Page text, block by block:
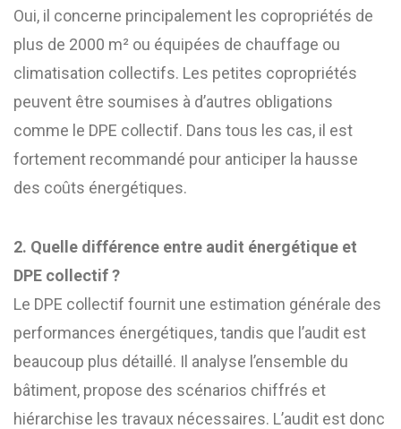
Oui, il concerne principalement les copropriétés de
plus de 2000 m² ou équipées de chauffage ou
climatisation collectifs. Les petites copropriétés
peuvent être soumises à d’autres obligations
comme le DPE collectif. Dans tous les cas, il est
fortement recommandé pour anticiper la hausse
des coûts énergétiques.
2. Quelle différence entre audit énergétique et
DPE collectif ?
Le DPE collectif fournit une estimation générale des
performances énergétiques, tandis que l’audit est
beaucoup plus détaillé. Il analyse l’ensemble du
bâtiment, propose des scénarios chiffrés et
hiérarchise les travaux nécessaires. L’audit est donc